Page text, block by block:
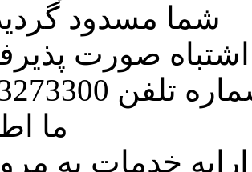
شما مسدود
اشتباه صورت
ما
خدمات به